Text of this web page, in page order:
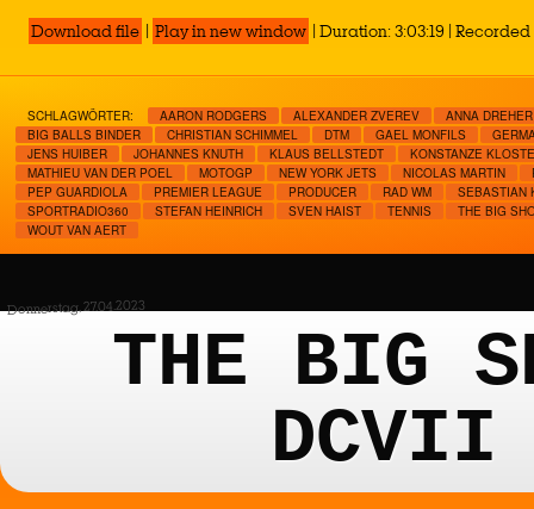
Download file | Play in new window | Duration: 3:03:19 | Recorded
SCHLAGWÖRTER: AARON RODGERS ALEXANDER ZVEREV
ANNA DREHER
BIG BALLS BINDER
CHRISTIAN SCHIMMEL DTM GAEL MONFILS
JENS HUIBER
JOHANNES KNUTH KLAUS BELLSTEDT
KONSTANZE
MATHIEU VAN DER POEL
MOTOGP NEW YORK JETS NICOLAS MARTIN
PEP GUARDIOLA
PREMIER LEAGUE PRODUCER RAD WM
SEBASTIAN
SPORTRADIO360
STEFAN HEINRICH SVEN HAIST TENNIS
THE BIG
WOUT VAN AERT
Donnerstag, 27.04.2023
THE BIG
DCVII